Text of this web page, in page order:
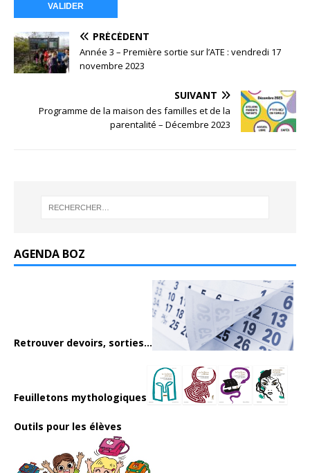
PRÉCÉDENT
Année 3 – Première sortie sur l’ATE : vendredi 17
novembre 2023
SUIVANT
Programme de la maison des familles et de la
parentalité – Décembre 2023
AGENDA BOZ
Retrouver devoirs, sorties...
Feuilletons mythologiques
Outils pour les élèves